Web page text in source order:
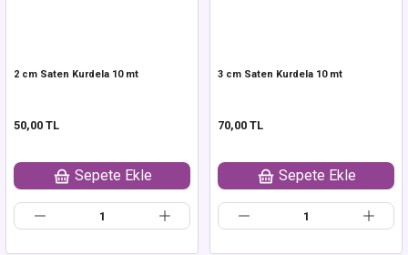
2 cm Saten Kurdela 10 mt
50,00 TL
Sepete Ekle
3 cm Saten Kurdela 10 mt
70,00 TL
Sepete Ekle